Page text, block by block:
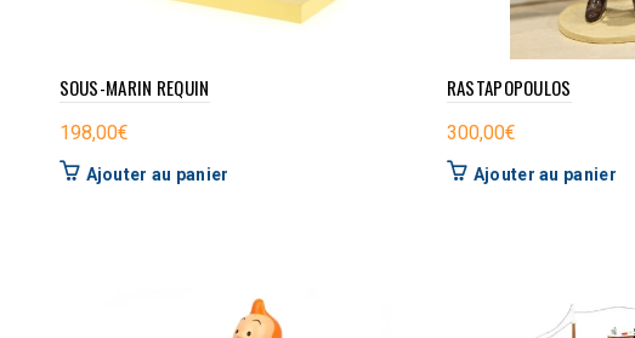
SOUS-MARIN REQUIN
198,00€
Ajouter au panier
RASTAPOPOULOS
300,00€
Ajouter au panier